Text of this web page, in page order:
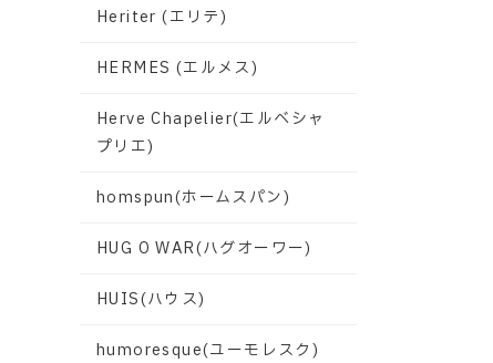
Heriter (エリテ)
HERMES (エルメス)
Herve Chapelier(エルベシャ
プリエ)
homspun(ホームスパン)
HUG O WAR(ハグオーワー)
HUIS(ハウス)
humoresque(ユーモレスク)